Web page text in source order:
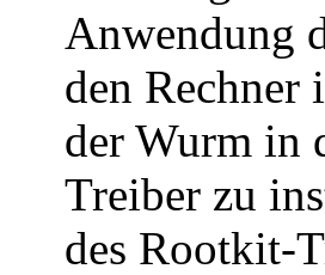
Anwendung
den
der Wurm in
Treiber zu
des Rootkit-